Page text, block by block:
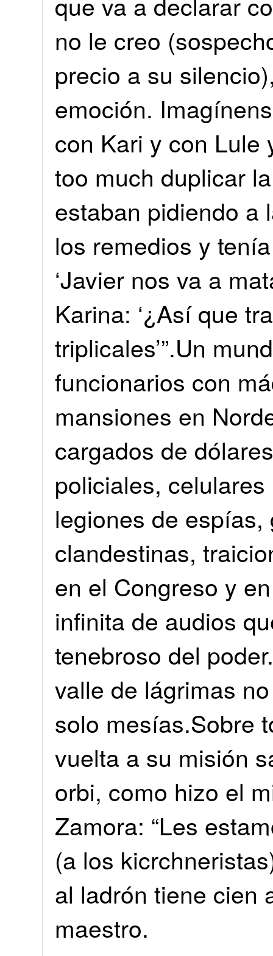
no le creo
precio a su
emoción.
con Kari y con Lule
too much duplicar
estaban pidiendo a
los remedios y
‘Javier nos va a
Karina: ‘¿Así que
triplicales’”.Un
funcionarios con
mansiones en
cargados de
policiales,
legiones de espías,
clandestinas,
en el Congreso y
infinita de audios
tenebroso del
valle de lágrimas
solo mesías.Sobre
vuelta a su misión
orbi, como hizo el
Zamora: “Les
(a los
al ladrón tiene cien
maestro.